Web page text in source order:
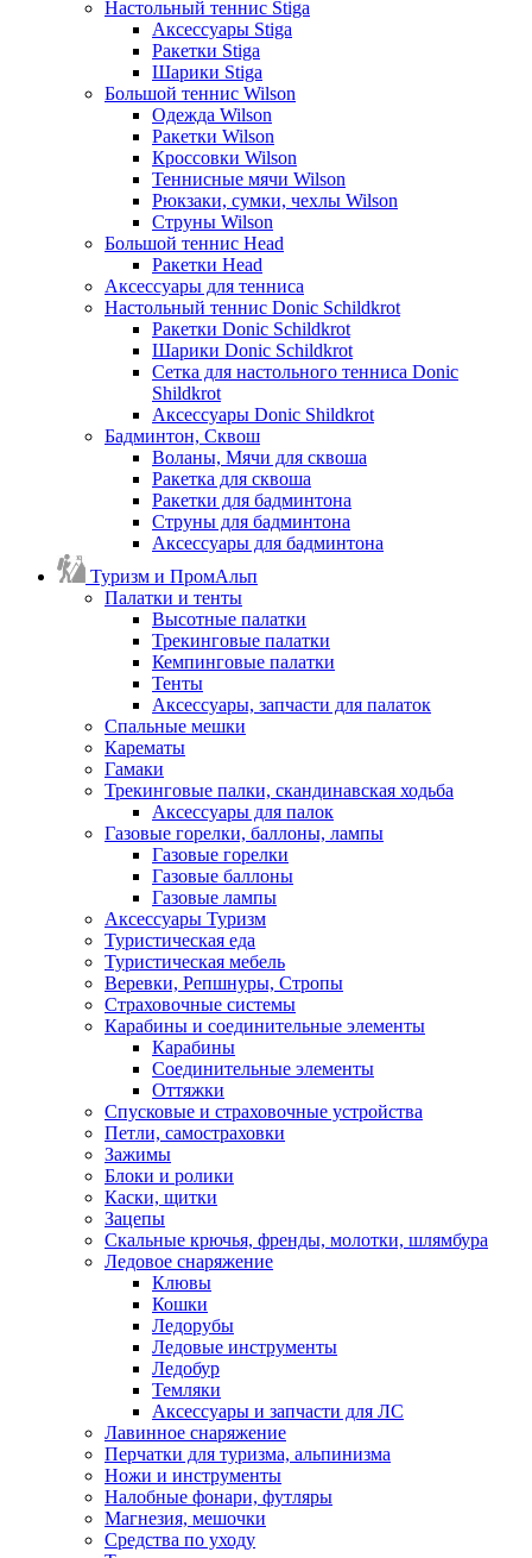
Настольный теннис Stiga
Аксессуары Stiga
Ракетки Stiga
Шарики Stiga
Большой теннис Wilson
Одежда Wilson
Ракетки Wilson
Кроссовки Wilson
Теннисные мячи Wilson
Рюкзаки, сумки, чехлы Wilson
Струны Wilson
Большой теннис Head
Ракетки Head
Аксессуары для тенниса
Настольный теннис Donic Schildkrot
Ракетки Donic Schildkrot
Шарики Donic Schildkrot
Сетка для настольного тенниса Donic
Shildkrot
Аксессуары Donic Shildkrot
Бадминтон, Сквош
Воланы, Мячи для сквоша
Ракетка для сквоша
Ракетки для бадминтона
Струны для бадминтона
Аксессуары для бадминтона
Туризм и ПромАльп
Палатки и тенты
Высотные палатки
Трекинговые палатки
Кемпинговые палатки
Тенты
Аксессуары, запчасти для палаток
Спальные мешки
Карематы
Гамаки
Трекинговые палки, скандинавская ходьба
Аксессуары для палок
Газовые горелки, баллоны, лампы
Газовые горелки
Газовые баллоны
Газовые лампы
Аксессуары Туризм
Туристическая еда
Туристическая мебель
Веревки, Репшнуры, Стропы
Страховочные системы
Карабины и соединительные элементы
Карабины
Соединительные элементы
Оттяжки
Спусковые и страховочные устройства
Петли, самостраховки
Зажимы
Блоки и ролики
Каски, щитки
Зацепы
Скальные крючья, френды, молотки, шлямбура
Ледовое снаряжение
Клювы
Кошки
Ледорубы
Ледовые инструменты
Ледобур
Темляки
Аксессуары и запчасти для ЛС
Лавинное снаряжение
Перчатки для туризма, альпинизма
Ножи и инструменты
Налобные фонари, футляры
Магнезия, мешочки
Средства по уходу